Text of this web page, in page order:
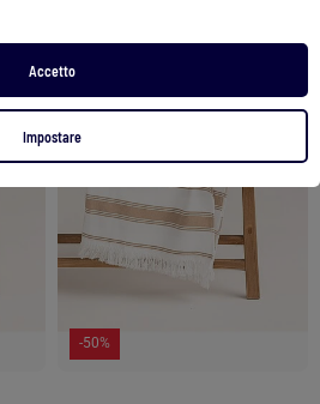
Accetto
Impostare
-50%